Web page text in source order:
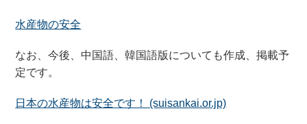
水産物の安全
なお、今後、中国語、韓国語版についても作成、掲載予
定です。
日本の水産物は安全です！ (suisankai.or.jp)